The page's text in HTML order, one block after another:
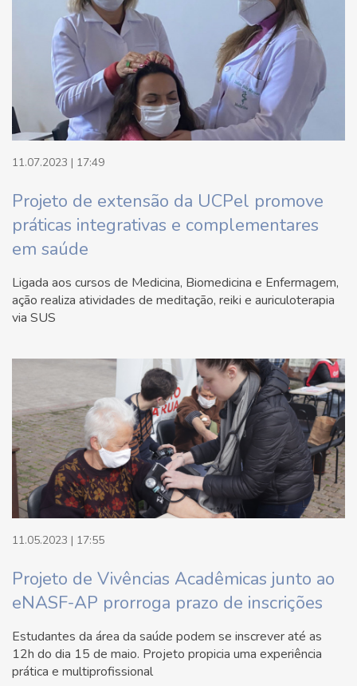
11.07.2023 | 17:49
Projeto de extensão da UCPel promove
práticas integrativas e complementares
em saúde
Ligada aos cursos de Medicina, Biomedicina e Enfermagem,
ação realiza atividades de meditação, reiki e auriculoterapia
via SUS
11.05.2023 | 17:55
Projeto de Vivências Acadêmicas junto ao
eNASF-AP prorroga prazo de inscrições
Estudantes da área da saúde podem se inscrever até as
12h do dia 15 de maio. Projeto propicia uma experiência
prática e multiprofissional